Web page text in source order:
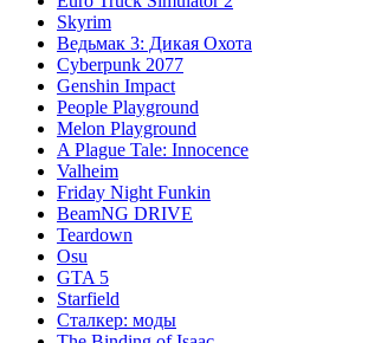
Skyrim
Ведьмак 3: Дикая Охота
Cyberpunk 2077
Genshin Impact
People Playground
Melon Playground
A Plague Tale: Innocence
Valheim
Friday Night Funkin
BeamNG DRIVE
Teardown
Osu
GTA 5
Starfield
Сталкер: моды